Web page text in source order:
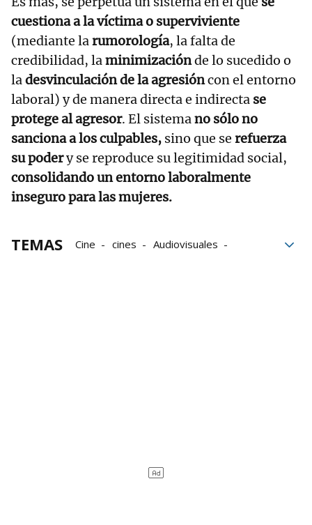
cuestiona a la víctima o superviviente
(mediante larumorología, la falta de
credibilidad, laminimizaciónde lo sucedido o
ladesvinculación de la agresióncon el entorno
laboral) y de manera directa e indirecta se
protege al agresor. El sistemano sólo no
sanciona a los culpables, sino que se refuerza
su podery se reproduce su legitimidad social,
consolidando un entorno laboralmente
inseguro para las mujeres.
TEMAS Cine cines
Audiovisuales